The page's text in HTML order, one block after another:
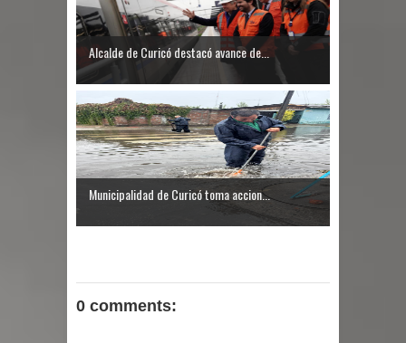
Alcalde de Curicó destacó avance de...
Municipalidad de Curicó toma accion...
0 comments: